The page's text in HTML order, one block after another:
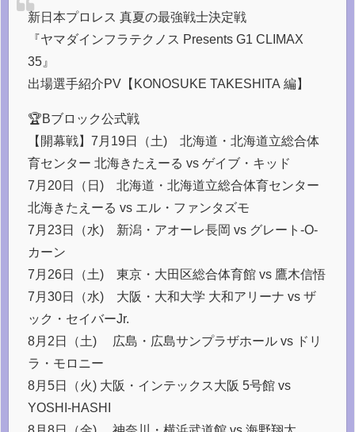
新日本プロレス 真夏の最強戦士決定戦
『ヤマダインフラテクノス Presents G1 CLIMAX
35』
出場選手紹介PV【KONOSUKE TAKESHITA 編】
🏆Bブロック公式戦
【開幕戦】7月19日（土) 北海道・北海道立総合体
育センター 北海きたえーる vs ゲイブ・キッド
7月20日（日) 北海道・北海道立総合体育センター
北海きたえーる vs エル・ファンタズモ
7月23日（水) 新潟・アオーレ長岡 vs グレート-O-
カーン
7月26日（土) 東京・大田区総合体育館 vs 鷹木信悟
7月30日（水) 大阪・大和大学 大和アリーナ vs ザ
ック・セイバーJr.
8月2日（土) 広島・広島サンプラザホール vs ドリ
ラ・モロニー
8月5日（火) 大阪・インテックス大阪 5号館 vs
YOSHI-HASHI
8月8日（金) 神奈川・横浜武道館 vs 海野翔太